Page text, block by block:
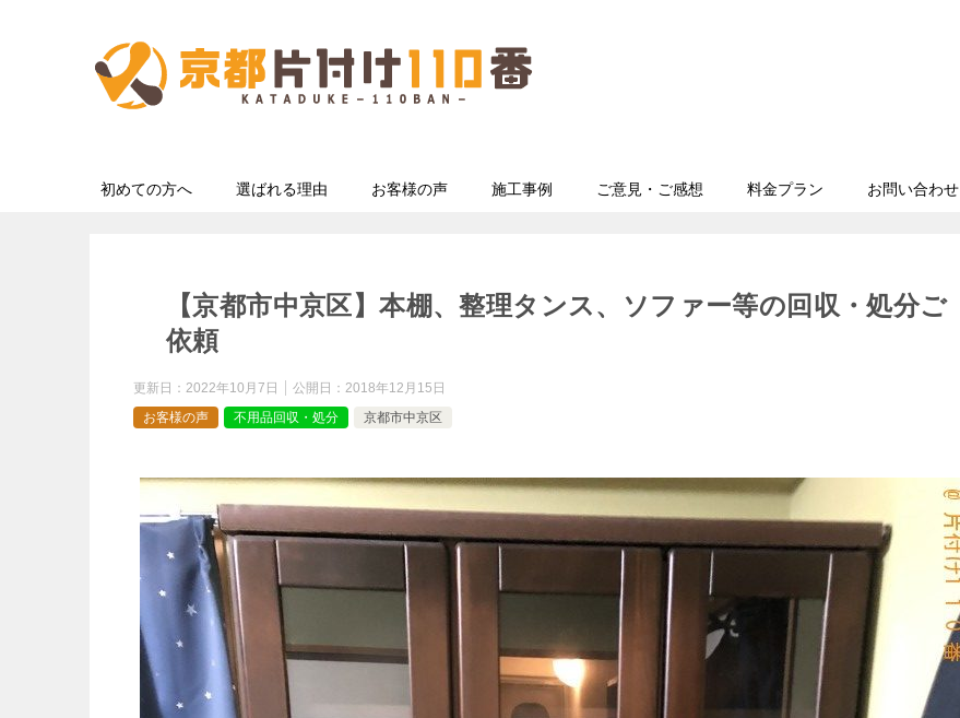
初めての方へ 選ばれる理由 お客様の声 施工事例 ご意見・ご感想 料金プラン お問い合わせ
【京都市中京区】本棚、整理タンス、ソファー等の回収・処分ご
依頼
更新日： 2022年10月7日 公開日： 2018年12月15日
お客様の声
不用品回収・処分 京都市中京区